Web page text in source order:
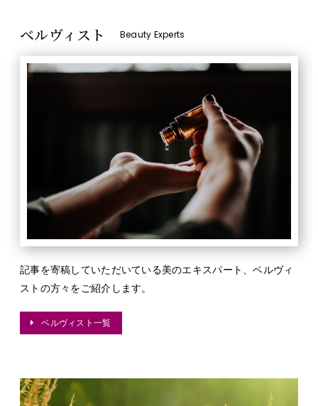
ベルヴィスト Beauty Experts
記事を寄稿していただいている美のエキスパート、ベルヴィ
ストの方々をご紹介します。
ベルヴィスト一覧